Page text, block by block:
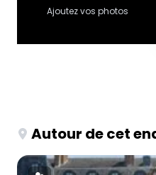
Ajoutez vos photos
Autour de cet